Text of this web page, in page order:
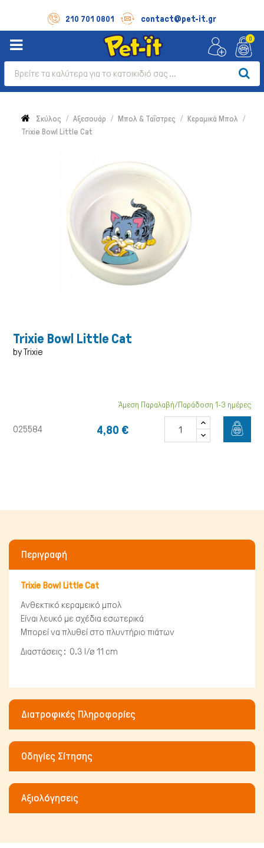
210 701 0801 contact@pet-it.gr
Πτηνά
0
Σκύλος Αξεσουάρ Μπολ & Ταΐστρες
Κεραμικά Μπολ
Trixie Bowl Little Cat
Trixie Bowl Little Cat
by Trixie
025584
Άμεση Παραλαβή/Παράδοση 1-3 ημέρες
4,80 €
Περιγραφή
Trixie Bowl Little Cat
Ανθεκτικό κεραμεικό μπολ
Είναι λευκό με σχέδια εσωτερικά
Μπορεί να πλυθεί στο πλυντήριο πιάτων
Διαστάσεις : 0.3 l/ø 11 cm
Διατροφικές Πληροφορίες
Οδηγίες Σίτησης
Αξιολόγησεις